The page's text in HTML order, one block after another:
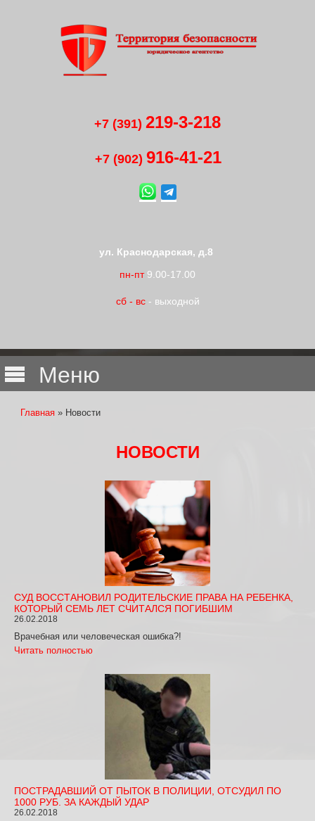
+7 (391) 219-3-218
+7 (902) 916-41-21
ул. Краснодарская, д.8
пн-пт9.00-17.00
сб - вс - выходной
Меню
Вы здесь
Главная » Новости
НОВОСТИ
СУД ВОССТАНОВИЛ РОДИТЕЛЬСКИЕ ПРАВА НА РЕБЕНКА,
КОТОРЫЙ СЕМЬ ЛЕТ СЧИТАЛСЯ ПОГИБШИМ
26.02.2018
Врачебная или человеческая ошибка?!
Читать полностью
ПОСТРАДАВШИЙ ОТ ПЫТОК В ПОЛИЦИИ, ОТСУДИЛ ПО
1000 РУБ. ЗА КАЖДЫЙ УДАР
26.02.2018